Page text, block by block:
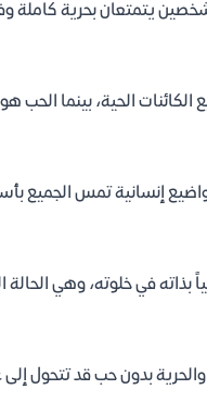
يتمتعان بحرية كاملة
الحية، بينما الحب
إنسانية تمس الجميع
في خلوته، وهي
بدون حب قد تتحول إلى